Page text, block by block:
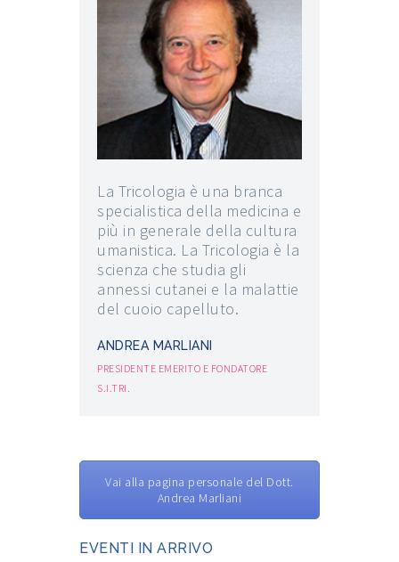
La Tricologia è una branca
specialistica della medicina e
più in generale della cultura
umanistica. La Tricologia è la
scienza che studia gli
annessi cutanei e la malattie
del cuoio capelluto.
ANDREA MARLIANI
PRESIDENTE EMERITO E FONDATORE
S.I.TRI.
Vai alla pagina personale del Dott.
Andrea Marliani
EVENTI IN ARRIVO